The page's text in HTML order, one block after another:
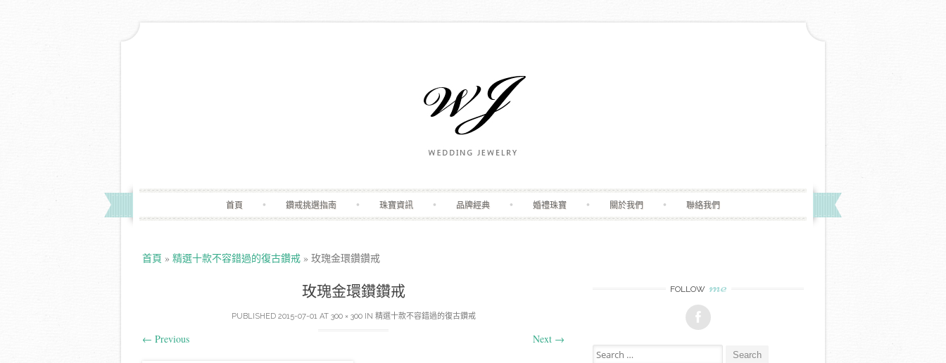
首頁 鑽戒挑選指南 珠寶資訊 品牌經典 婚禮珠寶 關於我們 聯絡我們
首頁 » 精選十款不容錯過的復古鑽戒 » 玫瑰金環鑽鑽戒
玫瑰金環鑽鑽戒
PUBLISHED 2015-07-01AT 300 × 300IN 精選十款不容錯過的復古鑽戒
← Previous Next →
FOLLOW me
Search for: